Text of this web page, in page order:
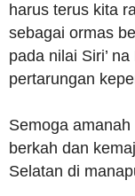
harus terus kita
sebagai ormas
pada nilai Siri’
pertarungan
Semoga
berkah dan
Selatan di